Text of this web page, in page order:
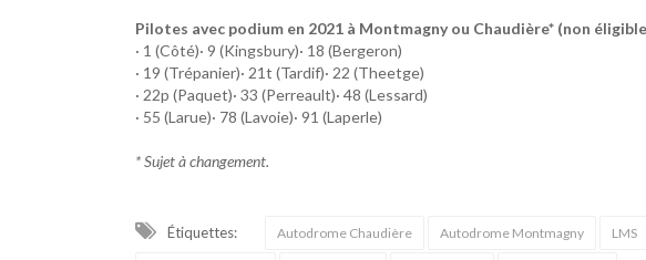
Pilotes avec podium en 2021 à Montmagny ou Chaudière* (non
· 1 (Côté)· 9 (Kingsbury)· 18 (Bergeron)
· 19 (Trépanier)· 21t (Tardif)· 22 (Theetge)
· 22p (Paquet)· 33 (Perreault)· 48 (Lessard)
· 55 (Larue)· 78 (Lavoie)· 91 (Laperle)
* Sujet à changement.
Étiquettes: Autodrome Chaudière Autodrome Montmagny LMS